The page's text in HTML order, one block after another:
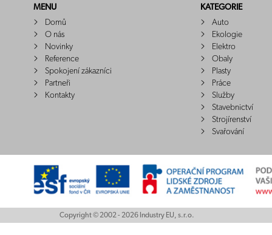
MENU
Domů
O nás
Novinky
Reference
Spokojení zákazníci
Partneři
Kontakty
KATEGORIE
Auto
Ekologie
Elektro
Obaly
Plasty
Práce
Služby
Stavebnictví
Strojírenství
Svařování
Copyright © 2002 - 2026 Industry EU, s.r.o.